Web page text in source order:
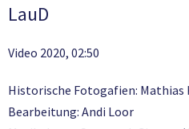
LauD
Video 2020, 02:50
Historische Fotogafien: Mathias
Bearbeitung: Andi Loor